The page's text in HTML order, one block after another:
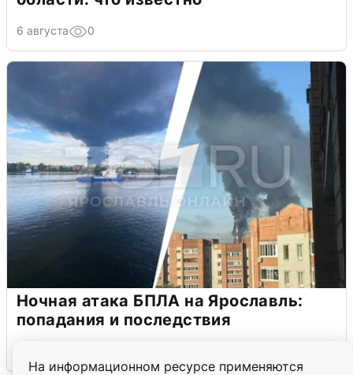
На информационном ресурсе применяются
6 августа 0
Ночная атака БПЛА на Ярославль:
попадания и последствия